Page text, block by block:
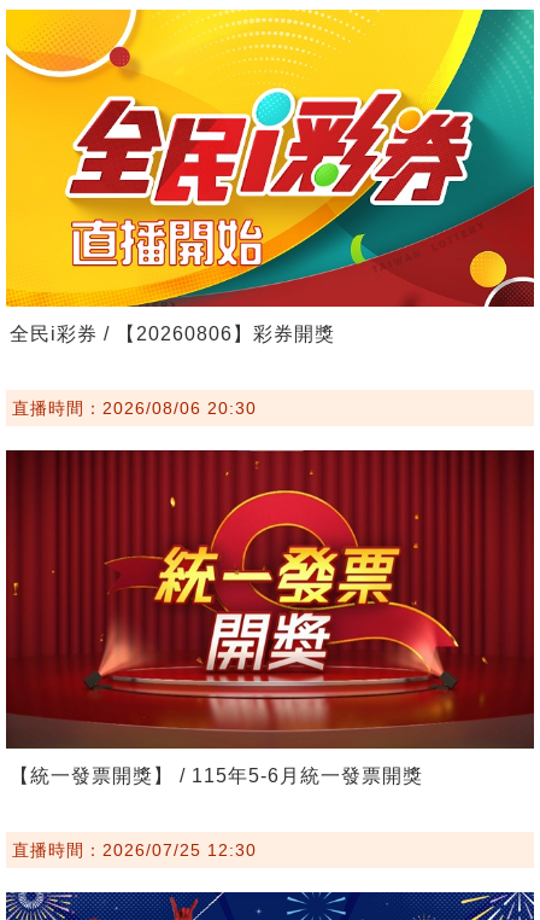
全民i彩券 / 【20260806】彩券開獎
直播時間：2026/08/06 20:30
【統一發票開獎】 / 115年5-6月統一發票開獎
直播時間：2026/07/25 12:30